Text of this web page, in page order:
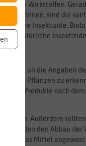
Wirkstoffen.
können, sind die
Insektizide.
natürliche Insektizide.
an die Angaben
an Pflanzen zu
die Produkte nach
Außerdem
würden den Abbau der
das Mittel